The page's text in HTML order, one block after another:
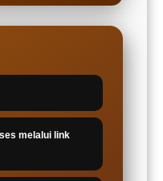
melalui link